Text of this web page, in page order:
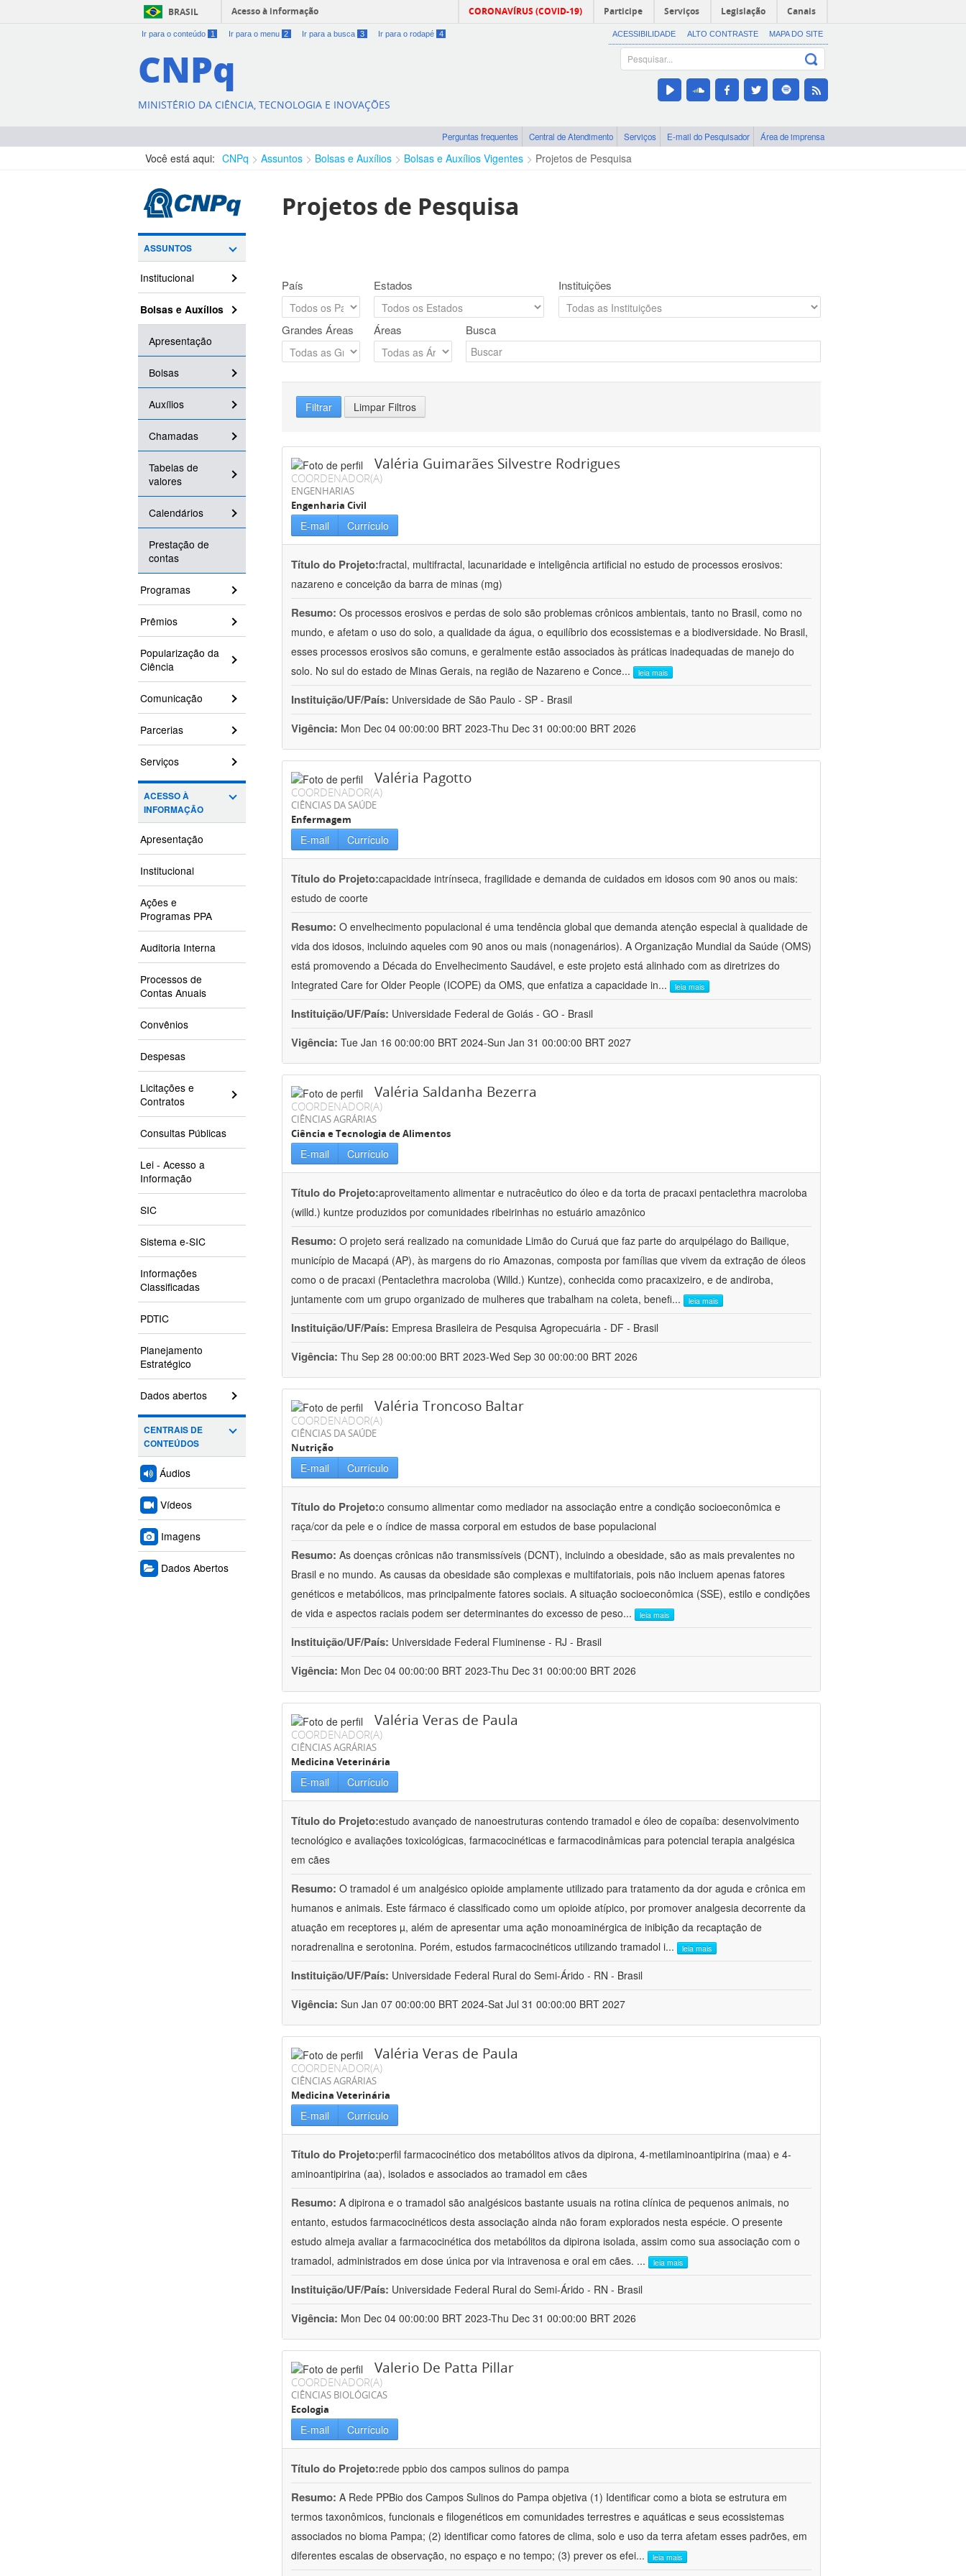
BRASIL Acesso à informação CORONAVÍRUS (COVID-19) Participe Serviços Legislação Canais
Ir para o conteúdo 1 Ir para o menu 2 Ir para a busca 3 Ir para o rodapé 4 ACESSIBILIDADE ALTO CONTRASTE MAPA DO SITE
CNPq
MINISTÉRIO DA CIÊNCIA, TECNOLOGIA E INOVAÇÕES
Perguntas frequentes Central de Atendimento Serviços E-mail do Pesquisador Área de imprensa
Você está aqui: CNPq Assuntos Bolsas e Auxílios Bolsas e Auxílios Vigentes Projetos de Pesquisa
ASSUNTOS
Institucional
Bolsas e Auxílios
Apresentação
Bolsas
Auxílios
Chamadas
Tabelas de
valores
Calendários
Prestação de
contas
Programas
Prêmios
Popularização da
Ciência
Comunicação
Parcerias
Serviços
ACESSO À
INFORMAÇÃO
Apresentação
Institucional
Ações e
Programas PPA
Auditoria Interna
Processos de
Contas Anuais
Convênios
Despesas
Licitações e
Contratos
Consultas Públicas
Lei - Acesso a
Informação
SIC
Sistema e-SIC
Informações
Classificadas
PDTIC
Planejamento
Estratégico
Dados abertos
CENTRAIS DE
CONTEÚDOS
Áudios
Vídeos
Imagens
Dados Abertos
Projetos de Pesquisa
País Estados Instituições
Grandes Áreas Áreas Busca
Filtrar Limpar Filtros
Valéria Guimarães Silvestre Rodrigues
COORDENADOR(A)
ENGENHARIAS
Engenharia Civil
E-mail Currículo
Título do Projeto:fractal, multifractal, lacunaridade e inteligência artificial no estudo de processos erosivos:
nazareno e conceição da barra de minas (mg)
Resumo: Os processos erosivos e perdas de solo são problemas crônicos ambientais, tanto no Brasil, como no
mundo, e afetam o uso do solo, a qualidade da água, o equilíbrio dos ecossistemas e a biodiversidade. No Brasil,
esses processos erosivos são comuns, e geralmente estão associados às práticas inadequadas de manejo do
solo. No sul do estado de Minas Gerais, na região de Nazareno e Conce... leia mais
Instituição/UF/País: Universidade de São Paulo - SP - Brasil
Vigência: Mon Dec 04 00:00:00 BRT 2023-Thu Dec 31 00:00:00 BRT 2026
Valéria Pagotto
COORDENADOR(A)
CIÊNCIAS DA SAÚDE
Enfermagem
E-mail Currículo
Título do Projeto:capacidade intrínseca, fragilidade e demanda de cuidados em idosos com 90 anos ou mais:
estudo de coorte
Resumo: O envelhecimento populacional é uma tendência global que demanda atenção especial à qualidade de
vida dos idosos, incluindo aqueles com 90 anos ou mais (nonagenários). A Organização Mundial da Saúde (OMS)
está promovendo a Década do Envelhecimento Saudável, e este projeto está alinhado com as diretrizes do
Integrated Care for Older People (ICOPE) da OMS, que enfatiza a capacidade in... leia mais
Instituição/UF/País: Universidade Federal de Goiás - GO - Brasil
Vigência: Tue Jan 16 00:00:00 BRT 2024-Sun Jan 31 00:00:00 BRT 2027
Valéria Saldanha Bezerra
COORDENADOR(A)
CIÊNCIAS AGRÁRIAS
Ciência e Tecnologia de Alimentos
E-mail Currículo
Título do Projeto:aproveitamento alimentar e nutracêutico do óleo e da torta de pracaxi pentaclethra macroloba
(willd.) kuntze produzidos por comunidades ribeirinhas no estuário amazônico
Resumo: O projeto será realizado na comunidade Limão do Curuá que faz parte do arquipélago do Bailique,
município de Macapá (AP), às margens do rio Amazonas, composta por famílias que vivem da extração de óleos
como o de pracaxi (Pentaclethra macroloba (Willd.) Kuntze), conhecida como pracaxizeiro, e de andiroba,
juntamente com um grupo organizado de mulheres que trabalham na coleta, benefi... leia mais
Instituição/UF/País: Empresa Brasileira de Pesquisa Agropecuária - DF - Brasil
Vigência: Thu Sep 28 00:00:00 BRT 2023-Wed Sep 30 00:00:00 BRT 2026
Valéria Troncoso Baltar
COORDENADOR(A)
CIÊNCIAS DA SAÚDE
Nutrição
E-mail Currículo
Título do Projeto:o consumo alimentar como mediador na associação entre a condição socioeconômica e
raça/cor da pele e o índice de massa corporal em estudos de base populacional
Resumo: As doenças crônicas não transmissíveis (DCNT), incluindo a obesidade, são as mais prevalentes no
Brasil e no mundo. As causas da obesidade são complexas e multifatoriais, pois não incluem apenas fatores
genéticos e metabólicos, mas principalmente fatores sociais. A situação socioeconômica (SSE), estilo e condições
de vida e aspectos raciais podem ser determinantes do excesso de peso... leia mais
Instituição/UF/País: Universidade Federal Fluminense - RJ - Brasil
Vigência: Mon Dec 04 00:00:00 BRT 2023-Thu Dec 31 00:00:00 BRT 2026
Valéria Veras de Paula
COORDENADOR(A)
CIÊNCIAS AGRÁRIAS
Medicina Veterinária
E-mail Currículo
Título do Projeto:estudo avançado de nanoestruturas contendo tramadol e óleo de copaíba: desenvolvimento
tecnológico e avaliações toxicológicas, farmacocinéticas e farmacodinâmicas para potencial terapia analgésica
em cães
Resumo: O tramadol é um analgésico opioide amplamente utilizado para tratamento da dor aguda e crônica em
humanos e animais. Este fármaco é classificado como um opioide atípico, por promover analgesia decorrente da
atuação em receptores µ, além de apresentar uma ação monoaminérgica de inibição da recaptação de
noradrenalina e serotonina. Porém, estudos farmacocinéticos utilizando tramadol i... leia mais
Instituição/UF/País: Universidade Federal Rural do Semi-Árido - RN - Brasil
Vigência: Sun Jan 07 00:00:00 BRT 2024-Sat Jul 31 00:00:00 BRT 2027
Valéria Veras de Paula
COORDENADOR(A)
CIÊNCIAS AGRÁRIAS
Medicina Veterinária
E-mail Currículo
Título do Projeto:perfil farmacocinético dos metabólitos ativos da dipirona, 4-metilaminoantipirina (maa) e 4-
aminoantipirina (aa), isolados e associados ao tramadol em cães
Resumo: A dipirona e o tramadol são analgésicos bastante usuais na rotina clínica de pequenos animais, no
entanto, estudos farmacocinéticos desta associação ainda não foram explorados nesta espécie. O presente
estudo almeja avaliar a farmacocinética dos metabólitos da dipirona isolada, assim como sua associação com o
tramadol, administrados em dose única por via intravenosa e oral em cães. ... leia mais
Instituição/UF/País: Universidade Federal Rural do Semi-Árido - RN - Brasil
Vigência: Mon Dec 04 00:00:00 BRT 2023-Thu Dec 31 00:00:00 BRT 2026
Valerio De Patta Pillar
COORDENADOR(A)
CIÊNCIAS BIOLÓGICAS
Ecologia
E-mail Currículo
Título do Projeto:rede ppbio dos campos sulinos do pampa
Resumo: A Rede PPBio dos Campos Sulinos do Pampa objetiva (1) Identificar como a biota se estrutura em
termos taxonômicos, funcionais e filogenéticos em comunidades terrestres e aquáticas e seus ecossistemas
associados no bioma Pampa; (2) identificar como fatores de clima, solo e uso da terra afetam esses padrões, em
diferentes escalas de observação, no espaço e no tempo; (3) prever os efei... leia mais